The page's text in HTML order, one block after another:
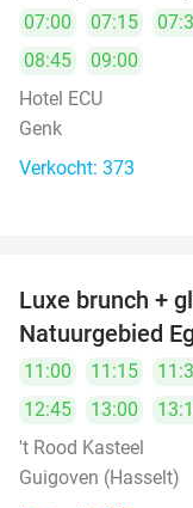
07:00 07:15
08:45
09:00
Hotel ECU
Genk
Verkocht: 373
Luxe brunch +
Natuurgebied
11:00 11:15
12:45
13:00
't Rood Kasteel
Guigoven (Hasselt)